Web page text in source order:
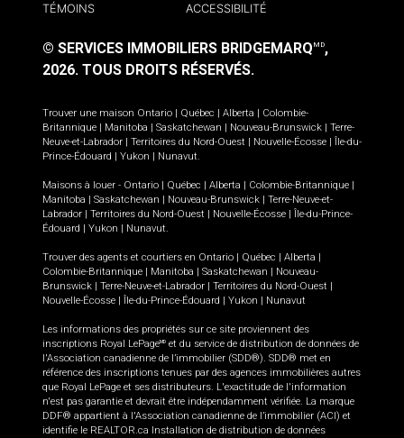
TÉMOINS
ACCESSIBILITÉ
© SERVICES IMMOBILIERS BRIDGEMARQ MD,
2026. TOUS DROITS RÉSERVÉS.
Trouver une maison Ontario Québec Alberta
Colombie-
Britannique
Manitoba Saskatchewan Nouveau-Brunswick
Terre-
Neuve-et-Labrador
Territoires du Nord-Ouest Nouvelle-Écosse
Île-du-
Prince-Édouard
Yukon Nunavut.
Maisons à louer - Ontario Québec Alberta Colombie-Britannique
Manitoba
Saskatchewan Nouveau-Brunswick
Terre-Neuve-et-
Labrador
Territoires du Nord-Ouest Nouvelle-Écosse
Île-du-Prince-
Édouard
Yukon Nunavut.
Trouver des agents et courtiers en Ontario Québec Alberta
Colombie-Britannique
Manitoba Saskatchewan
Nouveau-
Brunswick
Terre-Neuve-et-Labrador Territoires du Nord-Ouest
Nouvelle-Écosse
Île-du-Prince-Édouard Yukon Nunavut
Les informations des propriétés sur ce site proviennent des
inscriptions Royal LePageMD et du service de distribution de données de
l'Association canadienne de l’immobilier (SDD®). SDD® met en
référence des inscriptions tenues par des agences immobilières autres
que Royal LePage et ses distributeurs. L'exactitude de l'information
n'est pas garantie et devrait être indépendamment vérifiée. La marque
DDF® appartient à l'Association canadienne de l’immobilier (ACI) et
identifie le REALTOR.ca Installation de distribution de données